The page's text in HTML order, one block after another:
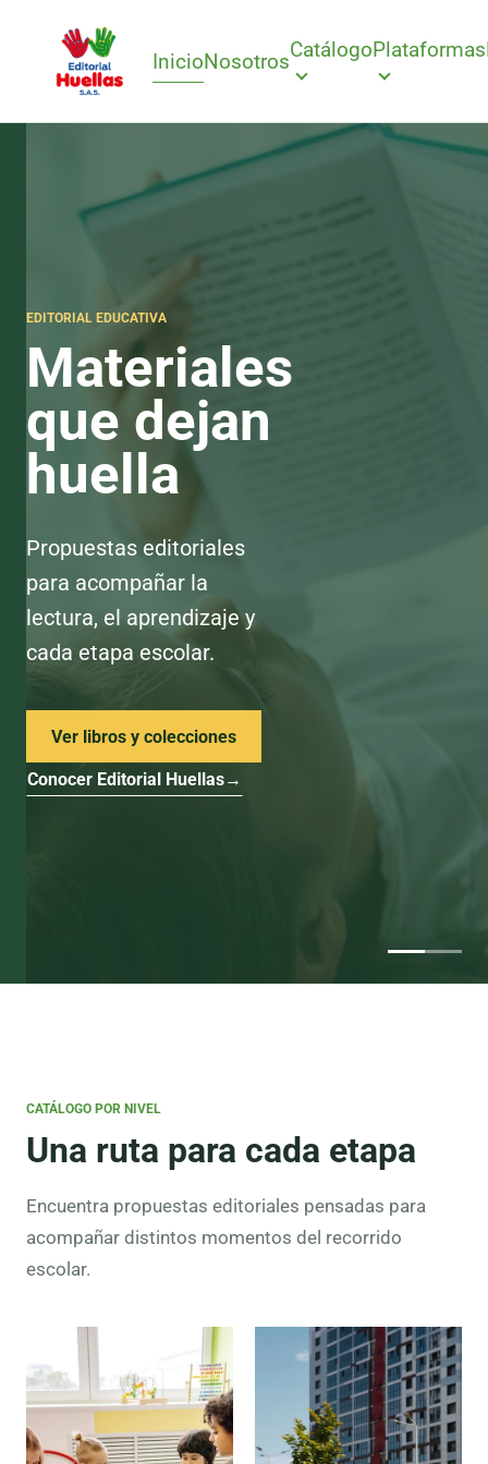
InicioNosotrosCatálogoPlataformas
EDITORIAL EDUCATIVA
Materiales
que dejan
huella
Propuestas editoriales
para acompañar la
lectura, el aprendizaje y
cada etapa escolar.
Ver libros y colecciones
Conocer Editorial Huellas→
CATÁLOGO POR NIVEL
Una ruta para cada etapa
Encuentra propuestas editoriales pensadas para
acompañar distintos momentos del recorrido
escolar.
Preescolar
Lectura
inicial,